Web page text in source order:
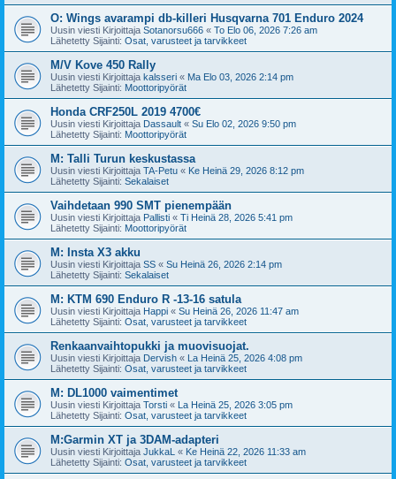
O: Wings avarampi db-killeri Husqvarna 701 Enduro 2024
Uusin viesti Kirjoittaja Sotanorsu666 « To Elo 06, 2026 7:26 am
Lähetetty Sijainti: Osat, varusteet ja tarvikkeet
M/V Kove 450 Rally
Uusin viesti Kirjoittaja kalsseri « Ma Elo 03, 2026 2:14 pm
Lähetetty Sijainti: Moottoripyörät
Honda CRF250L 2019 4700€
Uusin viesti Kirjoittaja Dassault « Su Elo 02, 2026 9:50 pm
Lähetetty Sijainti: Moottoripyörät
M: Talli Turun keskustassa
Uusin viesti Kirjoittaja TA-Petu « Ke Heinä 29, 2026 8:12 pm
Lähetetty Sijainti: Sekalaiset
Vaihdetaan 990 SMT pienempään
Uusin viesti Kirjoittaja Pallisti « Ti Heinä 28, 2026 5:41 pm
Lähetetty Sijainti: Moottoripyörät
M: Insta X3 akku
Uusin viesti Kirjoittaja SS « Su Heinä 26, 2026 2:14 pm
Lähetetty Sijainti: Sekalaiset
M: KTM 690 Enduro R -13-16 satula
Uusin viesti Kirjoittaja Happi « Su Heinä 26, 2026 11:47 am
Lähetetty Sijainti: Osat, varusteet ja tarvikkeet
Renkaanvaihtopukki ja muovisuojat.
Uusin viesti Kirjoittaja Dervish « La Heinä 25, 2026 4:08 pm
Lähetetty Sijainti: Osat, varusteet ja tarvikkeet
M: DL1000 vaimentimet
Uusin viesti Kirjoittaja Torsti « La Heinä 25, 2026 3:05 pm
Lähetetty Sijainti: Osat, varusteet ja tarvikkeet
M:Garmin XT ja 3DAM-adapteri
Uusin viesti Kirjoittaja JukkaL « Ke Heinä 22, 2026 11:33 am
Lähetetty Sijainti: Osat, varusteet ja tarvikkeet